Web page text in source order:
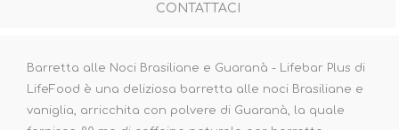
CONTATTACI
Barretta alle Noci Brasiliane e Guaranà - Lifebar Plus di
LifeFood è una deliziosa barretta alle noci Brasiliane e
vaniglia, arricchita con polvere di Guaranà, la quale